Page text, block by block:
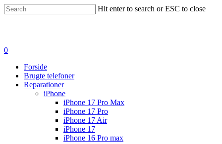
Hit enter to search or ESC to close
0
Forside
Brugte telefoner
Reparationer
iPhone
iPhone 17 Pro Max
iPhone 17 Pro
iPhone 17 Air
iPhone 17
iPhone 16 Pro max